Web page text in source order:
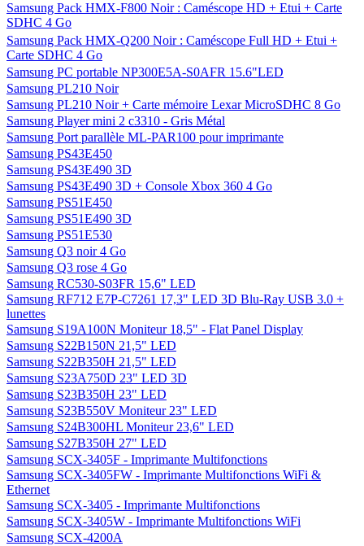
Samsung Pack HMX-F800 Noir : Caméscope HD + Etui + Carte
SDHC 4 Go
Samsung Pack HMX-Q200 Noir : Caméscope Full HD + Etui +
Carte SDHC 4 Go
Samsung PC portable NP300E5A-S0AFR 15.6"LED
Samsung PL210 Noir
Samsung PL210 Noir + Carte mémoire Lexar MicroSDHC 8 Go
Samsung Player mini 2 c3310 - Gris Métal
Samsung Port parallèle ML-PAR100 pour imprimante
Samsung PS43E450
Samsung PS43E490 3D
Samsung PS43E490 3D + Console Xbox 360 4 Go
Samsung PS51E450
Samsung PS51E490 3D
Samsung PS51E530
Samsung Q3 noir 4 Go
Samsung Q3 rose 4 Go
Samsung RC530-S03FR 15,6" LED
Samsung RF712 E7P-C7261 17,3" LED 3D Blu-Ray USB 3.0 +
lunettes
Samsung S19A100N Moniteur 18,5" - Flat Panel Display
Samsung S22B150N 21,5" LED
Samsung S22B350H 21,5" LED
Samsung S23A750D 23" LED 3D
Samsung S23B350H 23" LED
Samsung S23B550V Moniteur 23" LED
Samsung S24B300HL Moniteur 23,6" LED
Samsung S27B350H 27" LED
Samsung SCX-3405F - Imprimante Multifonctions
Samsung SCX-3405FW - Imprimante Multifonctions WiFi &
Ethernet
Samsung SCX-3405 - Imprimante Multifonctions
Samsung SCX-3405W - Imprimante Multifonctions WiFi
Samsung SCX-4200A